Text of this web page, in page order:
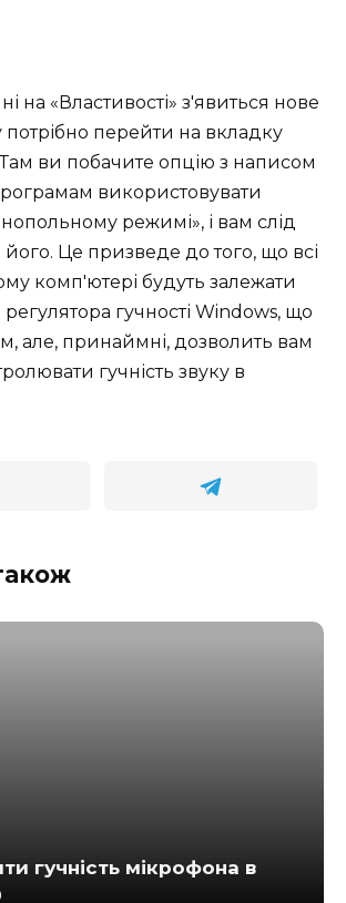
на «Властивості» з'явиться нове
потрібно перейти на вкладку
ви побачите опцію з написом
використовувати
режимі», і вам слід
Це призведе до того, що всі
комп'ютері будуть залежати
регулятора гучності Windows, що
але, принаймні, дозволить вам
гучність звуку в
гучність мікрофона в